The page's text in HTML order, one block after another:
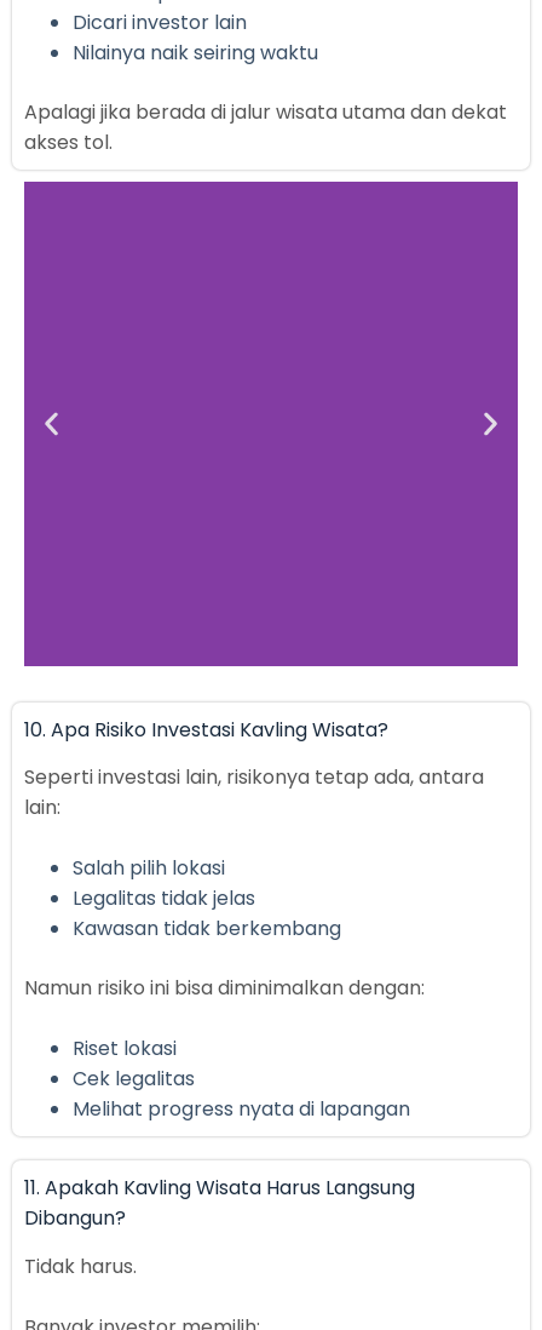
Dicari investor lain
Nilainya naik seiring waktu
Apalagi jika berada di jalur wisata utama dan dekat
akses tol.
Kavling Wisata
Eksklusif
Click Here
10. Apa Risiko Investasi Kavling Wisata?
Seperti investasi lain, risikonya tetap ada, antara
lain:
Salah pilih lokasi
Legalitas tidak jelas
Kawasan tidak berkembang
Namun risiko ini bisa diminimalkan dengan:
Riset lokasi
Cek legalitas
Melihat progress nyata di lapangan
11. Apakah Kavling Wisata Harus Langsung
Dibangun?
Tidak harus.